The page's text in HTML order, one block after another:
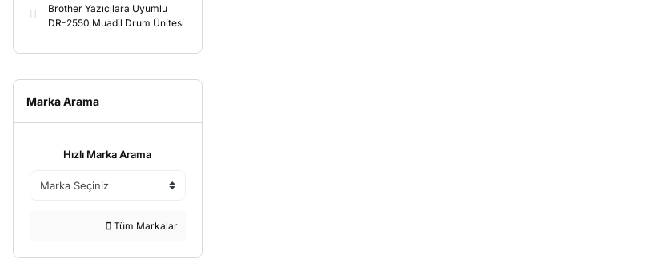
Brother Yazıcılara Uyumlu
DR-2550 Muadil Drum Ünitesi
Marka Arama
Hızlı Marka Arama
Tüm Markalar